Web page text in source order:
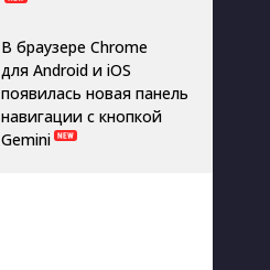
В браузере Chrome
для Android и iOS
появилась новая панель
навигации с кнопкой
Gemini